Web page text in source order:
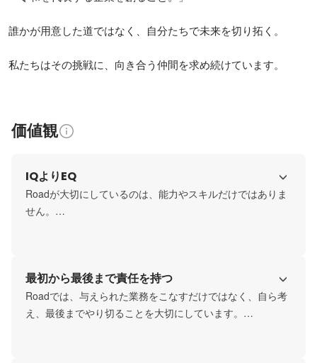
誰かが用意した道ではなく、自分たちで未来を切り拓く。
私たちはその挑戦に、向き合う仲間を求め続けています。
価値観
IQよりEQ
Roadが大切にしているのは、能力やスキルだけではありま
せん。
人として信頼されることを、私たちは何より大切にしてい
ます。
最初から最後まで責任を持つ
Roadでは、与えられた業務をこなすだけではなく、自ら考
え、最後までやり切ることを大切にしています。